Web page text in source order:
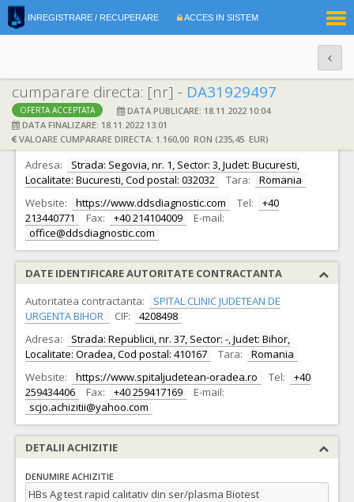
INREGISTRARE / RECUPERARE ACCES IN SISTEM
cumparare directa: [nr] - DA31929497
OFERTA ACCEPTATA
DATA PUBLICARE: 18.11.2022 10:04
DATA FINALIZARE: 18.11.2022 13:01
VALOARE CUMPARARE DIRECTA: 1.160,00 RON (235,45 EUR)
DATE IDENTIFICARE OFERTANT
Ofertant: S.C. DDS Diagnostic S.R.L. CIF: 14688172
Adresa:
Strada: Segovia, nr. 1, Sector: 3, Judet: Bucuresti,
Localitate: Bucuresti, Cod postal: 032032
Tara:
Romania
Website:
https://www.ddsdiagnostic.com Tel:
+40
213440771
Fax: +40 214104009
E-mail:
office@ddsdiagnostic.com
DATE IDENTIFICARE AUTORITATE CONTRACTANTA
Autoritatea contractanta:
SPITAL CLINIC JUDETEAN DE
URGENTA BIHOR
CIF:
4208498
Adresa:
Strada: Republicii, nr. 37, Sector: -, Judet: Bihor,
Localitate: Oradea, Cod postal: 410167
Tara:
Romania
Website:
https://www.spitaljudetean-oradea.ro Tel:
+40
259434406
Fax: +40 259417169
E-mail:
scjo.achizitii@yahoo.com
DETALII ACHIZITIE
DENUMIRE ACHIZITIE
HBs Ag test rapid calitativ din ser/plasma Biotest